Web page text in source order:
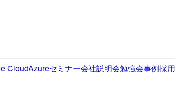
CloudAzureセミナー会社説明会勉強会事例採用